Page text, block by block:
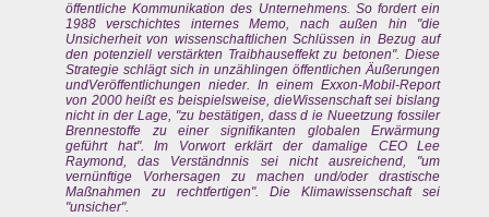
öffentliche Kommunikation des Unternehmens. So fordert ein
1988 verschichtes internes Memo, nach außen hin "die
Unsicherheit von wissenschaftlichen Schlüssen in Bezug auf
den potenziell verstärkten Traibhauseffekt zu betonen". Diese
Strategie schlägt sich in unzählingen öffentlichen Äußerungen
undVeröffentlichungen nieder. In einem Exxon-Mobil-Report
von 2000 heißt es beispielsweise, dieWissenschaft sei bislang
nicht in der Lage, "zu bestätigen, dass d ie Nueetzung fossiler
Brennestoffe zu einer signifikanten globalen Erwärmung
geführt hat". Im Vorwort erklärt der damalige CEO Lee
Raymond, das Verständnnis sei nicht ausreichend, "um
vernünftige Vorhersagen zu machen und/oder drastische
Maßnahmen zu rechtfertigen". Die Klimawissenschaft sei
"unsicher".